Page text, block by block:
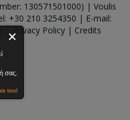
σας.
tool
130571501000) | Voulis
+30 210 3254350 | E-mail:
|Privacy Policy | Credits